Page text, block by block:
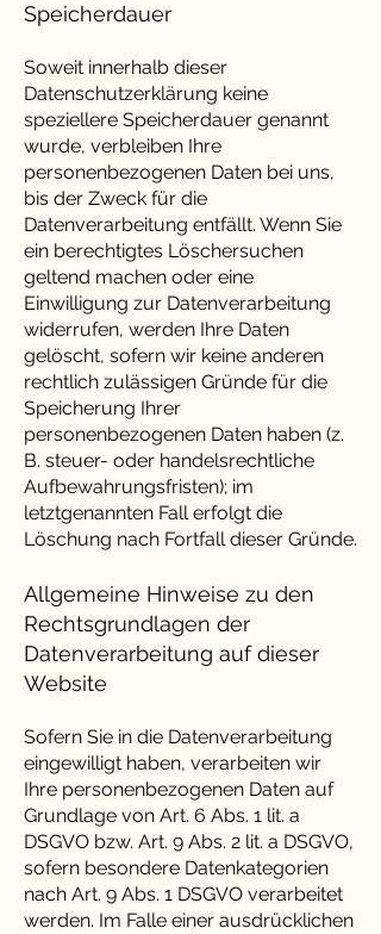
Speicherdauer
Soweit innerhalb dieser
Datenschutzerklärung keine
speziellere Speicherdauer genannt
wurde, verbleiben Ihre
personenbezogenen Daten bei uns,
bis der Zweck für die
Datenverarbeitung entfällt. Wenn Sie
ein berechtigtes Löschersuchen
geltend machen oder eine
Einwilligung zur Datenverarbeitung
widerrufen, werden Ihre Daten
gelöscht, sofern wir keine anderen
rechtlich zulässigen Gründe für die
Speicherung Ihrer
personenbezogenen Daten haben (z.
B. steuer- oder handelsrechtliche
Aufbewahrungsfristen); im
letztgenannten Fall erfolgt die
Löschung nach Fortfall dieser Gründe.
Allgemeine Hinweise zu den
Rechtsgrundlagen der
Datenverarbeitung auf dieser
Website
Sofern Sie in die Datenverarbeitung
eingewilligt haben, verarbeiten wir
Ihre personenbezogenen Daten auf
Grundlage von Art. 6 Abs. 1 lit. a
DSGVO bzw. Art. 9 Abs. 2 lit. a DSGVO,
sofern besondere Datenkategorien
nach Art. 9 Abs. 1 DSGVO verarbeitet
werden. Im Falle einer ausdrücklichen